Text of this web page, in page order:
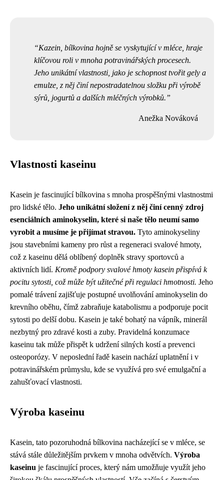
Kazein, bílkovina hojně se vyskytující v mléce, hraje
klíčovou roli v mnoha potravinářských procesech.
Jeho unikátní vlastnosti, jako je schopnost tvořit gely a
emulze, z něj činí nepostradatelnou složku při výrobě
sýrů, jogurtů a dalších mléčných výrobků.
Anežka Nováková
Vlastnosti kaseinu
Kasein je fascinující bílkovina s mnoha prospěšnými vlastnostmi
pro lidské tělo. Jeho unikátní složení z něj činí cenný zdroj
esenciálních aminokyselin, které si naše tělo neumí samo
vyrobit a musíme je přijímat stravou. Tyto aminokyseliny
jsou stavebními kameny pro růst a regeneraci svalové hmoty,
což z kaseinu dělá oblíbený doplněk stravy sportovců a
aktivních lidí. Kromě podpory svalové hmoty kasein přispívá k
pocitu sytosti, což může být užitečné při regulaci hmotnosti. Jeho
pomalé trávení zajišťuje postupné uvolňování aminokyselin do
krevního oběhu, čímž zabraňuje katabolismu a podporuje pocit
sytosti po delší dobu. Kasein je také bohatý na vápník, minerál
nezbytný pro zdravé kosti a zuby. Pravidelná konzumace
kaseinu tak může přispět k udržení silných kostí a prevenci
osteoporózy. V neposlední řadě kasein nachází uplatnění i v
potravinářském průmyslu, kde se využívá pro své emulgační a
zahušťovací vlastnosti.
Výroba kaseinu
Kasein, tato pozoruhodná bílkovina nacházející se v mléce, se
stává stále důležitějším prvkem v mnoha odvětvích. Výroba
kaseinu je fascinující proces, který nám umožňuje využít jeho